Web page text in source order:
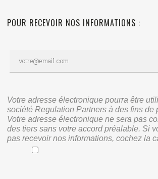
POUR RECEVOIR NOS INFORMATIONS :
Votre adresse électronique pourra être
société Regulation Partners à des fins de
Votre adresse électronique ne sera pas
des tiers sans votre accord préalable. Si
pas recevoir nos informations, cochez la